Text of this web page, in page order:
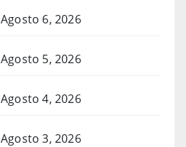
Agosto 6, 2026
Agosto 5, 2026
Agosto 4, 2026
Agosto 3, 2026